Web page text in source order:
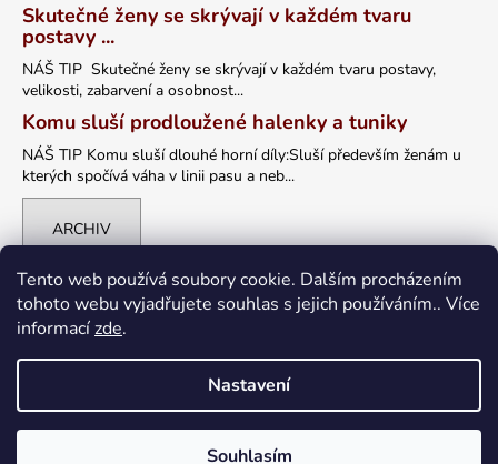
Tento web používá soubory cookie. Dalším procházením
tohoto webu vyjadřujete souhlas s jejich používáním.. Více
informacízde.
Nastavení
Souhlasím
Skutečné ženy se skrývají v každém tvaru
postavy ...
NÁŠ TIP Skutečné ženy se skrývají v každém tvaru postavy,
velikosti, zabarvení a osobnost...
Komu sluší prodloužené halenky a tuniky
NÁŠ TIP Komu sluší dlouhé horní díly:Sluší především ženám u
kterých spočívá váha v linii pasu a neb...
ARCHIV
petrklic.cz. Všechna práva vyhrazena.